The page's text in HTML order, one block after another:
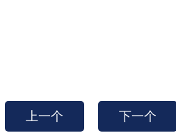
上一个 下一个